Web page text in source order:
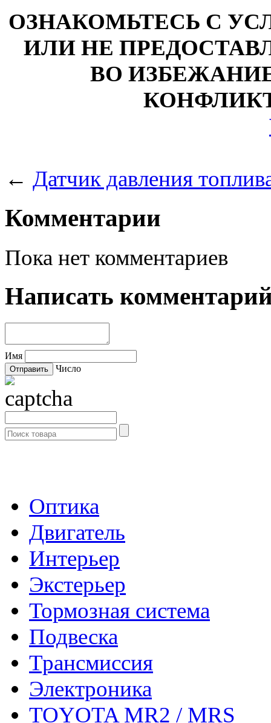
ОЗНАКОМЬТЕСЬ С
ИЛИ НЕ
ВО
← Датчик давления
Комментарии
Пока нет комментариев
Написать
Имя
Число
Оптика
Двигатель
Интерьер
Экстерьер
Тормозная система
Подвеска
Трансмиссия
Электроника
TOYOTA MR2 / MRS